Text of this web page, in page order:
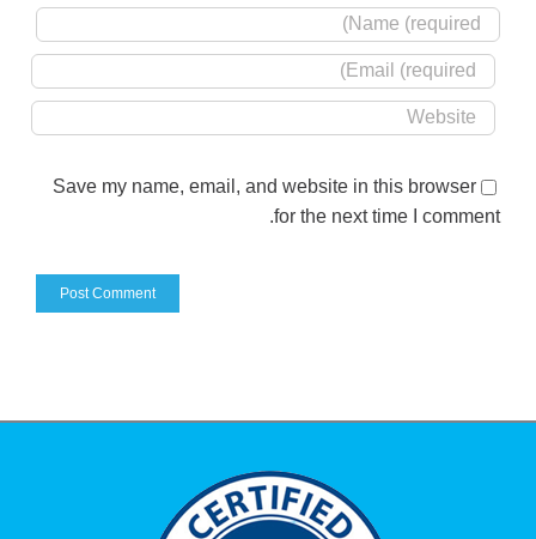
Save my name, email, and website in this browser
for the next time I comment.